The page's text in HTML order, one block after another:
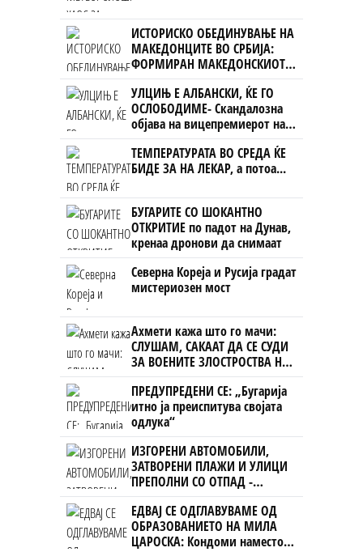
ИСТОРИСКО ОБЕДИНУВАЊЕ НА
МАКЕДОНЦИТЕ ВО СРБИЈА:
ФОРМИРАН МАКЕДОНСКИОТ
НАЦИОНАЛЕН СОЈУЗ
УЛЦИЊ Е АЛБАНСКИ, ЌЕ ГО
ОСЛОБОДИМЕ- Скандалозна
објава на вицепремиерот на
Црна Гора
ТЕМПЕРАТУРАТА ВО СРЕДА ЌЕ
БИДЕ ЗА НА ЛЕКАР, а потоа...
БУГАРИТЕ СО ШОКАНТНО
ОТКРИТИЕ по падот на Дунав,
кренаа дронови да снимаат
Северна Кореја и Русија градат
мистериозен мост
Ахмети кажа што го мачи:
СЛУШАМ, САКААТ ДА СЕ СУДИ
ЗА ВОЕНИТЕ ЗЛОСТРОСТВА НА
УЧК...
ПРЕДУПРЕДЕНИ СЕ: „Бугарија
итно ја преиспитува својата
одлука“
ИЗГОРЕНИ АВТОМОБИЛИ,
ЗАТВОРЕНИ ПЛАЖИ И УЛИЦИ
ПРЕПОЛНИ СО ОТПАД -
Фнидек во хаос по
мигрантскиот бран кон Сеута
ЕДВАЈ СЕ ОДГЛАВУВАМЕ ОД
ОБРАЗОВАНИЕТО НА МИЛА
ЦАРОСКА: Кондоми наместо